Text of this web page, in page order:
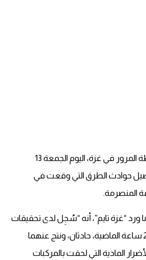
غزة تايم – أعلنت شرطة المرور في غزة، اليوم الجمعة 13
عن تفاصيل حوادث الطرق التي وقعت في
“غزة تايم”، أنه “سُجِل لدى تحقيقات
حوادث الطرق خلال 24 ساعة الماضية، حادثان، ونتج عنهما
المادية التي لحقت بالمركبات